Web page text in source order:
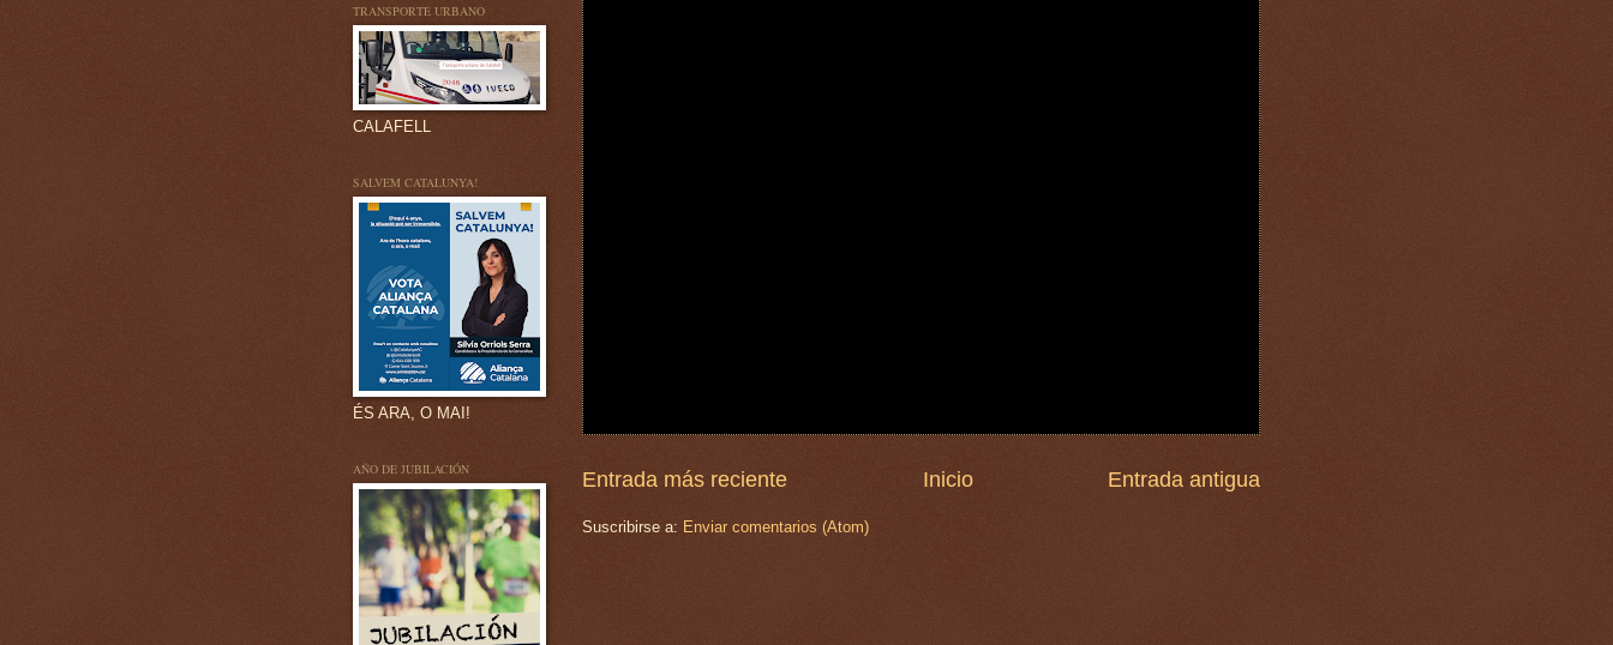
Entrada más reciente Entrada antigua
Inicio
Suscribirse a: Enviar comentarios (Atom)
TRANSPORTE URBANO
CALAFELL
SALVEM CATALUNYA!
ÉS ARA, O MAI!
AÑO DE JUBILACIÓN